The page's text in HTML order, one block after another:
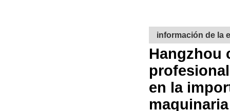
información de la
Hangzhou
en la